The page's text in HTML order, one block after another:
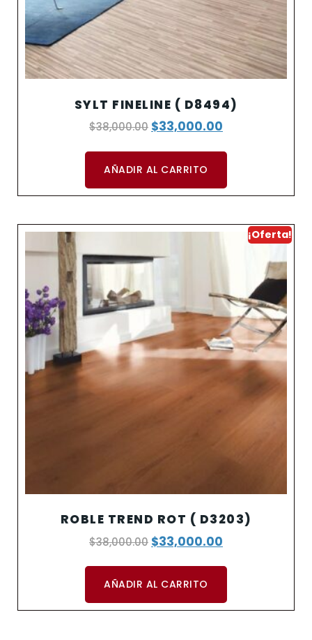
SYLT FINELINE ( D8494)
$38,000.00 $33,000.00
AÑADIR AL CARRITO
¡Oferta!
ROBLE TREND ROT ( D3203)
$38,000.00 $33,000.00
AÑADIR AL CARRITO